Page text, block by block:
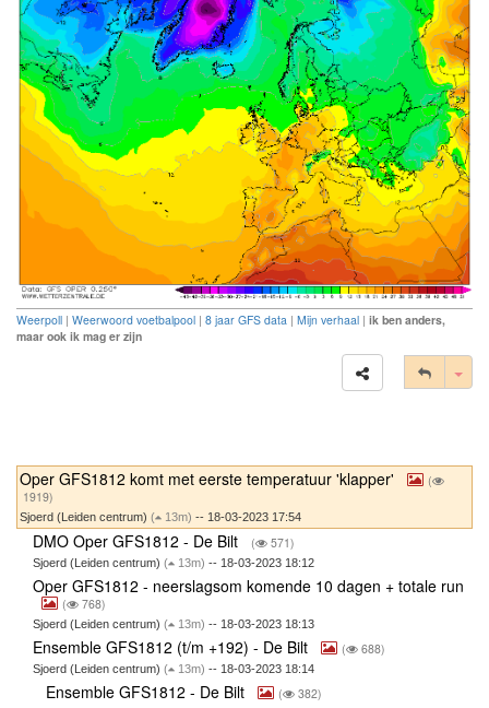
Weerpoll | Weerwoord voetbalpool | 8 jaar GFS data | Mijn verhaal | ik ben anders,
maar ook ik mag er zijn
Oper GFS1812 komt met eerste temperatuur 'klapper'
(
1919)
Sjoerd (Leiden centrum) ( 13m) -- 18-03-2023 17:54
DMO Oper GFS1812 - De Bilt ( 571)
Sjoerd (Leiden centrum) ( 13m) -- 18-03-2023 18:12
Oper GFS1812 - neerslagsom komende 10 dagen + totale run
( 768)
Sjoerd (Leiden centrum) ( 13m) -- 18-03-2023 18:13
Ensemble GFS1812 (t/m +192) - De Bilt ( 688)
Sjoerd (Leiden centrum) ( 13m) -- 18-03-2023 18:14
Ensemble GFS1812 - De Bilt ( 382)